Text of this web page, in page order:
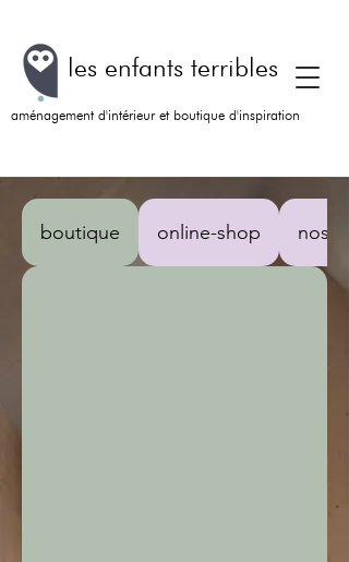
les enfants terribles
aménagement d'intérieur et boutique d'inspiration
boutique online-shop nos